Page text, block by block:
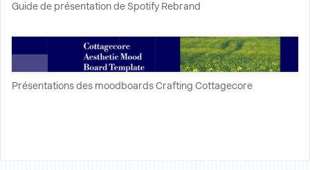
Guide de présentation de Spotify Rebrand
Présentations des moodboards Crafting Cottagecore